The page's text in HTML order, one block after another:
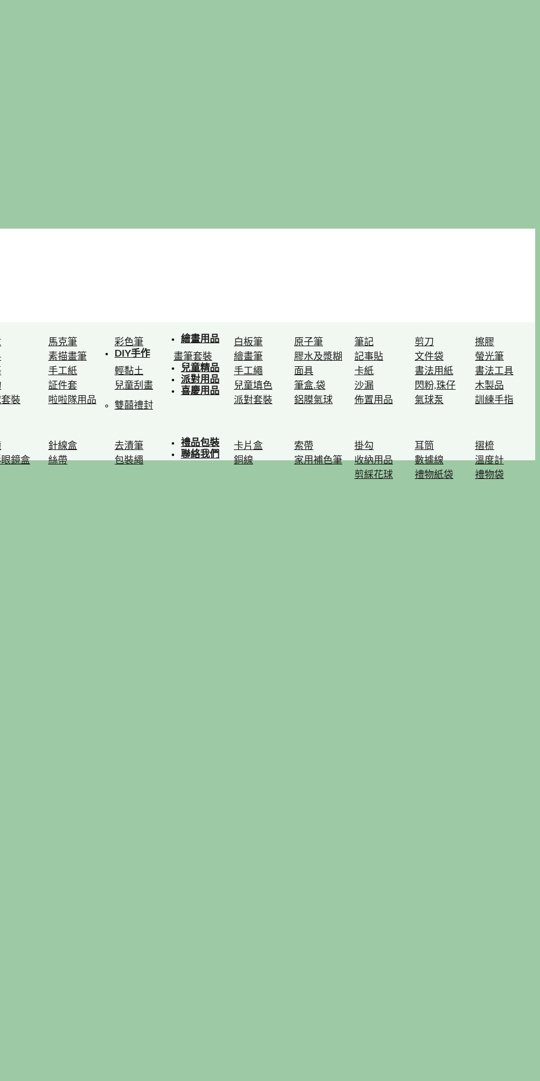
擦膠
剪刀
筆記
原子筆
馬克筆 白板筆
彩色筆
螢光筆
文件袋
記事貼
膠水及漿糊
繪畫用品
繪畫筆
素描畫筆
畫筆套裝
書法工具
書法用紙
DIY手作
卡紙
面具
手工紙 手工繩
輕黏土
木製品
閃粉,珠仔
兒童精品
沙漏
筆盒.袋
証件套 兒童填色
兒童刮畫
訓練手指
派對用品
氣球泵
佈置用品
鋁膜氣球
裝 派對套裝
啦啦隊用品
喜慶用品
雙囍禮封
摺梳
耳筒
掛勾
索帶
針線盒 卡片盒
去漬筆
溫度計
數據線
收納用品
家用補色筆
鏡盒
禮品包裝
絲帶
銅線
包裝繩
禮物袋
禮物紙袋
剪綵花球
聯絡我們